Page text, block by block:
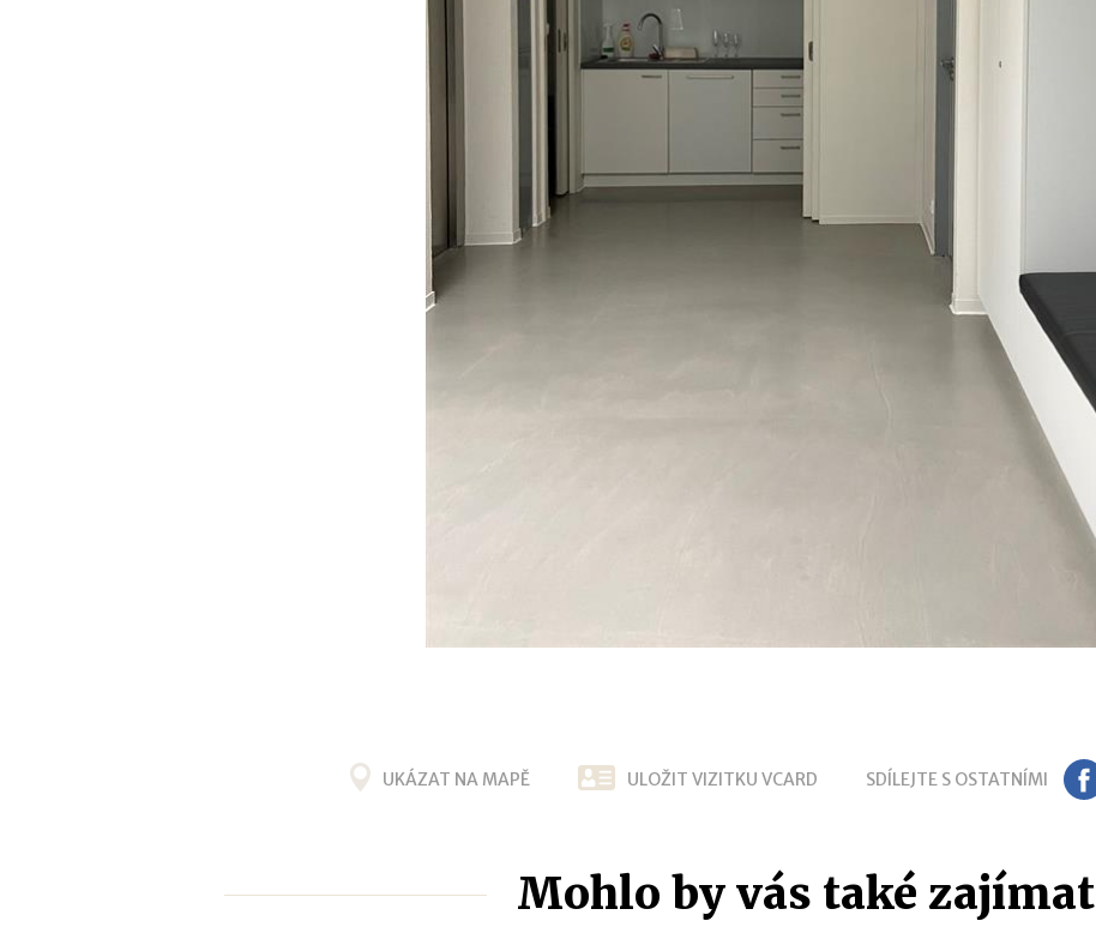
UKÁZAT NA MAPĚ ULOŽIT VIZITKU VCARD SDÍLEJTE S OSTATNÍMI FB
Mohlo by vás také zajímat